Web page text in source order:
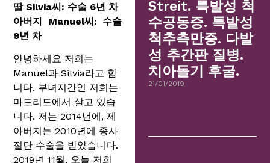
딸 Silvia씨: 수술 6년 차
아버지 Manuel씨: 수술
9년 차
안녕하세요 저희는
Manuel과 Silvia라고 합
니다. 부녀지간인 저희는
마드리드에서 살고 있습
니다. 저는 2014년에, 제
아버지는 2010년에 종사
절단 수술을 받았습니다.
2019년 11월, 오늘 저희
Streit. 특발성 척
수공동증. 특발성
척추측만증. 다발
성 추간판 질병.
치아돌기 후굴.
21/01/2019